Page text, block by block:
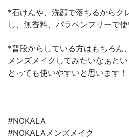
*石けんや、洗顔で落ちるからク
し、無香料、パラベンフリーで
*普段からしている方はもちろん、
メンズメイクしてみたいなぁと
とっても使いやすいと思います！
#NOKALA
#NOKALAメンズメイク